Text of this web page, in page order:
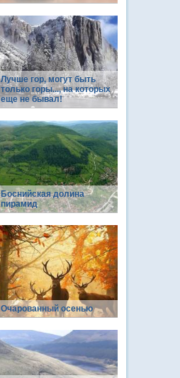
Лучше гор, могут быть
только горы..., на которых
еще не бывал!
Боснийская долина
пирамид
Очарованный осенью